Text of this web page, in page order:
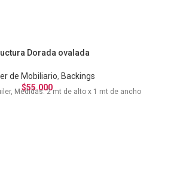
Dorada ovalada
de Mobiliario, Backings
$55.000
Medidas: 2 mt de alto x 1 mt de ancho